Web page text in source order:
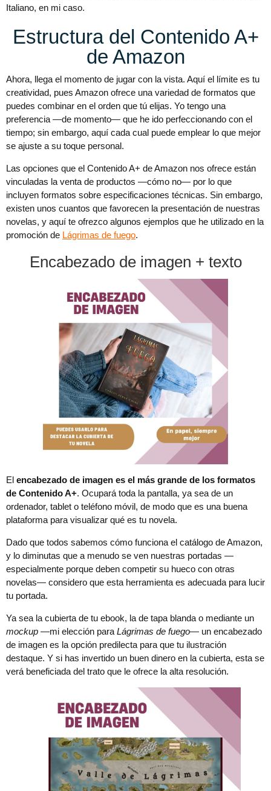
Italiano, en mi caso.
Estructura del Contenido A+
de Amazon
Ahora, llega el momento de jugar con la vista. Aquí el límite es tu
creatividad, pues Amazon ofrece una variedad de formatos que
puedes combinar en el orden que tú elijas. Yo tengo una
preferencia —de momento— que he ido perfeccionando con el
tiempo; sin embargo, aquí cada cual puede emplear lo que mejor
se ajuste a su toque personal.
Las opciones que el Contenido A+ de Amazon nos ofrece están
vinculadas la venta de productos —cómo no— por lo que
incluyen formatos sobre especificaciones técnicas. Sin embargo,
existen unos cuantos que favorecen la presentación de nuestras
novelas, y aquí te ofrezco algunos ejemplos que he utilizado en la
promoción de Lágrimas de fuego.
Encabezado de imagen + texto
El encabezado de imagen es el más grande de los formatos
de Contenido A+. Ocupará toda la pantalla, ya sea de un
ordenador, tablet o teléfono móvil, de modo que es una buena
plataforma para visualizar qué es tu novela.
Dado que todos sabemos cómo funciona el catálogo de Amazon,
y lo diminutas que a menudo se ven nuestras portadas —
especialmente porque deben competir su hueco con otras
novelas— considero que esta herramienta es adecuada para lucir
tu portada.
Ya sea la cubierta de tu ebook, la de tapa blanda o mediante un
mockup —mi elección paraLágrimas de fuego— un encabezado
de imagen es la opción predilecta para que tu ilustración
destaque. Y si has invertido un buen dinero en la cubierta, esta se
verá beneficiada del trato que le ofrece la alta resolución.